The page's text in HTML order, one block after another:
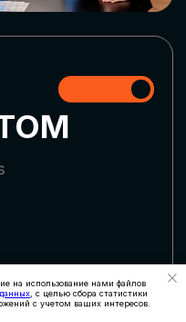
на использование нами файлов
, с целью сбора статистики
с учетом ваших интересов.